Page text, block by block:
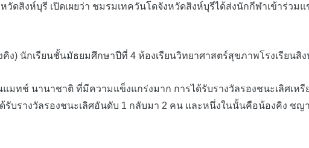
ห์บุรี เปิดเผยว่า ชมรมเทควันโดจังหวัดสิงห์บุรีได้ส่งนักกีฬาเข้าร่วมแข่
เรียนชั้นมัธยมศึกษาปีที่ 4 ห้องเรียนวิทยาศาสตร์สุขภาพโรงเรียนสิง
ช์ นานาชาติ ที่มีความแข็งแกร่งมาก การได้รับรางวัลรองชนะเลิศเหรี
บรางวัลรองชนะเลิศอันดับ 1 กลับมา 2 คน และหนึ่งในนั้นคือน้องคิง ช